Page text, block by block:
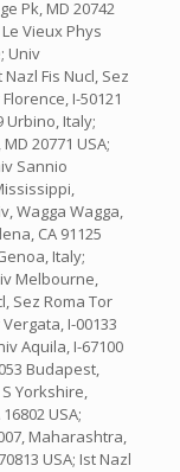
Pk, MD 20742
Vieux Phys
Univ
Fis Nucl, Sez
I-50121
Urbino, Italy;
20771 USA;
Sannio
Wagga Wagga,
CA 91125
Italy;
Melbourne,
Sez Roma Tor
I-00133
Aquila, I-67100
Budapest,
Yorkshire,
USA;
Maharashtra,
USA; Ist Nazl